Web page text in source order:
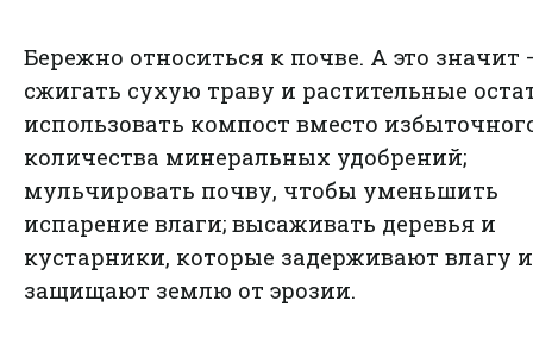
Бережно относиться к почве. А это значит
сжигать сухую траву и растительные
использовать компост вместо
количества минеральных удобрений;
мульчировать почву, чтобы уменьшить
испарение влаги; высаживать деревья и
кустарники, которые задерживают влагу и
защищают землю от эрозии.